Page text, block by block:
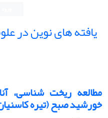
یافته های نوین در
مطالعه ریخت شناسی،
خورشید صبح (تیره